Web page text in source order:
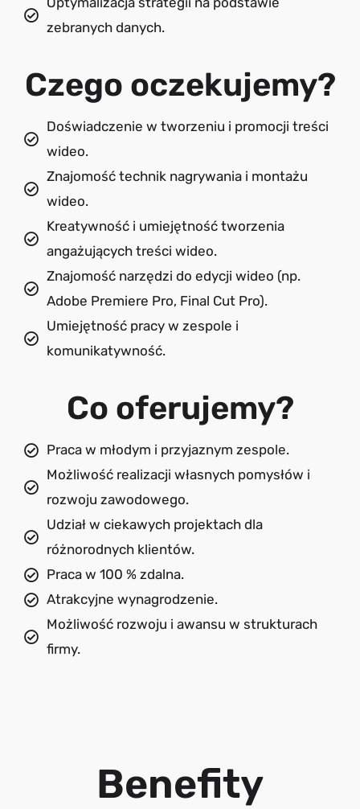
zebranych danych.
Czego oczekujemy?
Doświadczenie w tworzeniu i promocji treści
wideo.
Znajomość technik nagrywania i montażu
wideo.
Kreatywność i umiejętność tworzenia
angażujących treści wideo.
Znajomość narzędzi do edycji wideo (np.
Adobe Premiere Pro, Final Cut Pro).
Umiejętność pracy w zespole i
komunikatywność.
Co oferujemy?
Praca w młodym i przyjaznym zespole.
Możliwość realizacji własnych pomysłów i
rozwoju zawodowego.
Udział w ciekawych projektach dla
różnorodnych klientów.
Praca w 100 % zdalna.
Atrakcyjne wynagrodzenie.
Możliwość rozwoju i awansu w strukturach
firmy.
Benefity